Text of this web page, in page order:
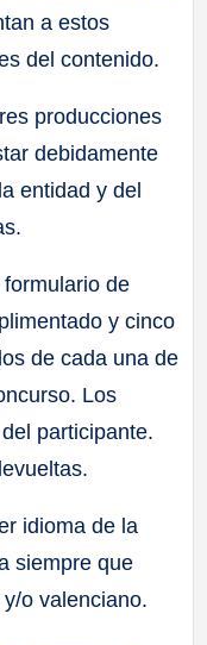
a estos
del contenido.
producciones
debidamente
entidad y del
de
y cinco
de cada una de
Los
participante.
idioma de la
siempre que
o valenciano.